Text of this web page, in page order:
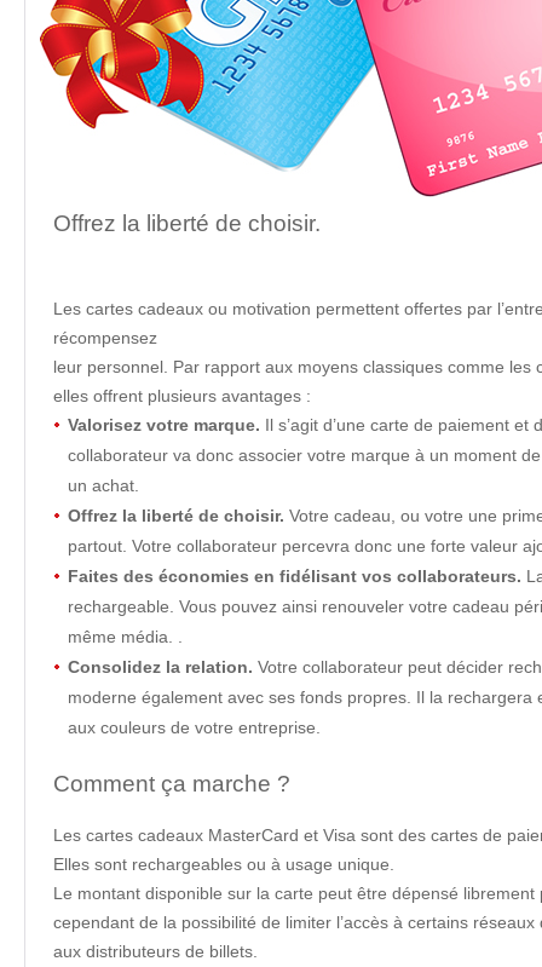
Offrez la liberté de choisir.
Les cartes cadeaux ou motivation permettent offertes par
récompensez
leur personnel. Par rapport aux moyens classiques comme les
elles offrent plusieurs avantages :
Valorisez votre marque. Il s’agit d’une carte de paiement
collaborateur va donc associer votre marque à un moment
un achat.
Offrez la liberté de choisir. Votre cadeau, ou votre une
partout. Votre collaborateur percevra donc une forte valeur
Faites des économies en fidélisant vos collaborateurs.
rechargeable. Vous pouvez ainsi renouveler votre cadeau
même média. .
Consolidez la relation. Votre collaborateur peut décider
moderne également avec ses fonds propres. Il la rechargera
aux couleurs de votre entreprise.
Comment ça marche ?
Les cartes cadeaux MasterCard et Visa sont des cartes de
Elles sont rechargeables ou à usage unique.
Le montant disponible sur la carte peut être dépensé librement
cependant de la possibilité de limiter l’accès à certains réseaux
aux distributeurs de billets.